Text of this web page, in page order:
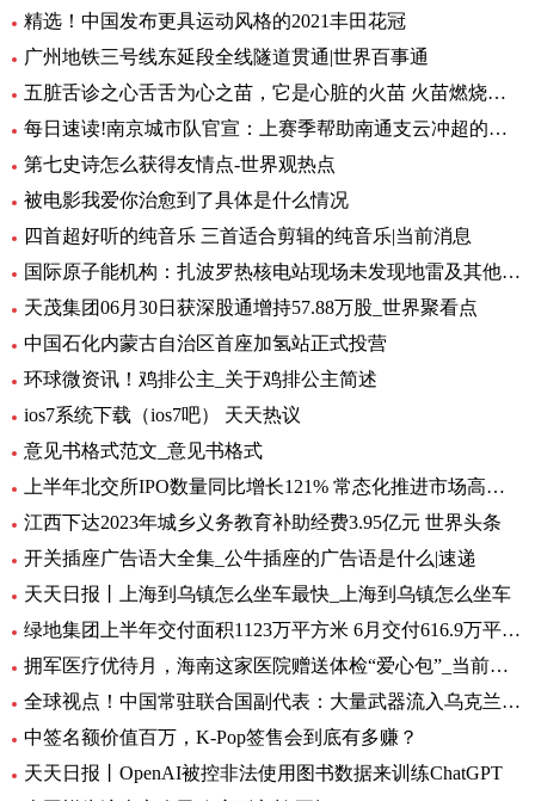
精选！中国发布更具运动风格的2021丰田花冠
广州地铁三号线东延段全线隧道贯通|世界百事通
五脏舌诊之心舌舌为心之苗，它是心脏的火苗 火苗燃烧的时候，你会发
每日速读!南京城市队官宣：上赛季帮助南通支云冲超的特拉奥雷加盟
第七史诗怎么获得友情点-世界观热点
被电影我爱你治愈到了具体是什么情况
四首超好听的纯音乐 三首适合剪辑的纯音乐|当前消息
国际原子能机构：扎波罗热核电站现场未发现地雷及其他爆炸物
天茂集团06月30日获深股通增持57.88万股_世界聚看点
中国石化内蒙古自治区首座加氢站正式投营
环球微资讯！鸡排公主_关于鸡排公主简述
ios7系统下载（ios7吧） 天天热议
意见书格式范文_意见书格式
上半年北交所IPO数量同比增长121% 常态化推进市场高质量扩容 要闻
江西下达2023年城乡义务教育补助经费3.95亿元 世界头条
开关插座广告语大全集_公牛插座的广告语是什么|速递
天天日报丨上海到乌镇怎么坐车最快_上海到乌镇怎么坐车
绿地集团上半年交付面积1123万平方米 6月交付616.9万平方米-环球观热点
拥军医疗优待月，海南这家医院赠送体检“爱心包”_当前头条
全球视点！中国常驻联合国副代表：大量武器流入乌克兰 外溢影响和扩散风险与日俱增
中签名额价值百万，K-Pop签售会到底有多赚？
天天日报丨OpenAI被控非法使用图书数据来训练ChatGPT